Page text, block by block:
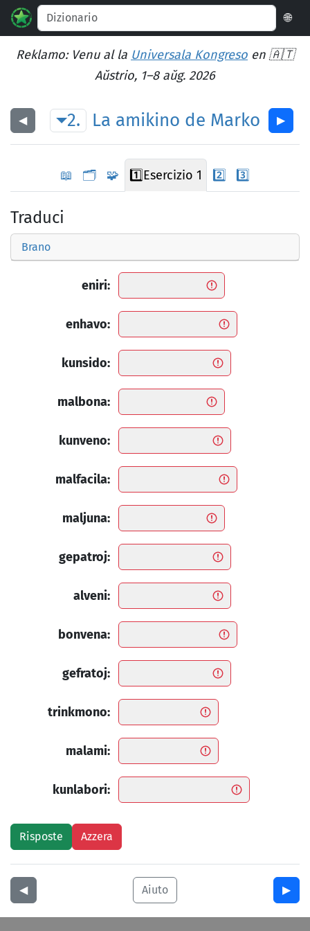
🌐
Reklamo: Venu al la Universala Kongreso en 🇦🇹
Aŭstrio, 1–8 aŭg. 2026
◀︎ 2. La amikino de Marko ▶︎
📖 🗂️ 🧩 1️⃣Esercizio 1 2️⃣ 3️⃣
Traduci
Brano
eniri:
enhavo:
kunsido:
malbona:
kunveno:
malfacila:
maljuna:
gepatroj:
alveni:
bonvena:
gefratoj:
trinkmono:
malami:
kunlabori:
◀︎ Aiuto ▶︎